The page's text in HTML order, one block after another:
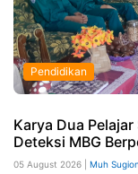
Pendidikan
Karya Dua
Deteksi MBG
05 August 2026 | Muh